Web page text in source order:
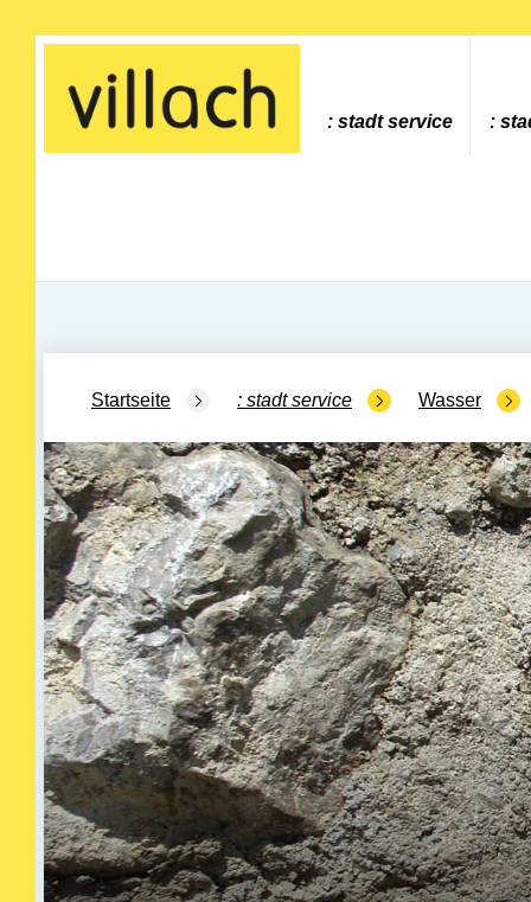
Gehe zur Startseite
stadt service
Startseite stadt service Wasser